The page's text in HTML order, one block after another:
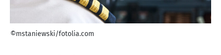
©mstaniewski/fotolia.com